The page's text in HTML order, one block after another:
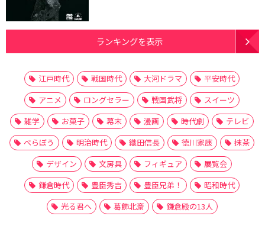
ランキングを表示
江戸時代 戦国時代 大河ドラマ
平安時代
アニメ
ロングセラー 戦国武将
スイーツ
雑学
お菓子 幕末 漫画 時代劇
テレビ
べらぼう
明治時代 織田信長 徳川家康
抹茶
デザイン
文房具 フィギュア
展覧会
鎌倉時代
豊臣秀吉 豊臣兄弟！
昭和時代
光る君へ
葛飾北斎 鎌倉殿の13人